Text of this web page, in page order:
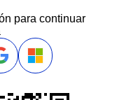
para continuar